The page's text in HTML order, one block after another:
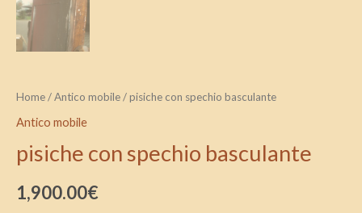
Home/Antico mobile/ pisiche con spechio basculante
Antico mobile
pisiche con spechio basculante
1,900.00€